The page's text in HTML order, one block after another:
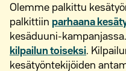
Olemme palkittu
palkittiin parhaana
kesäduuni-
kilpailun toiseksi.
kesätyöntekijöiden